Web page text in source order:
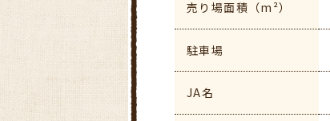
売り場面積（m²）
駐車場
JA名